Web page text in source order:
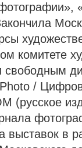
комитете
свободным
/
(русское
выставок в